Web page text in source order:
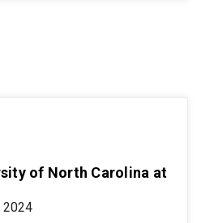
of North Carolina at
2024